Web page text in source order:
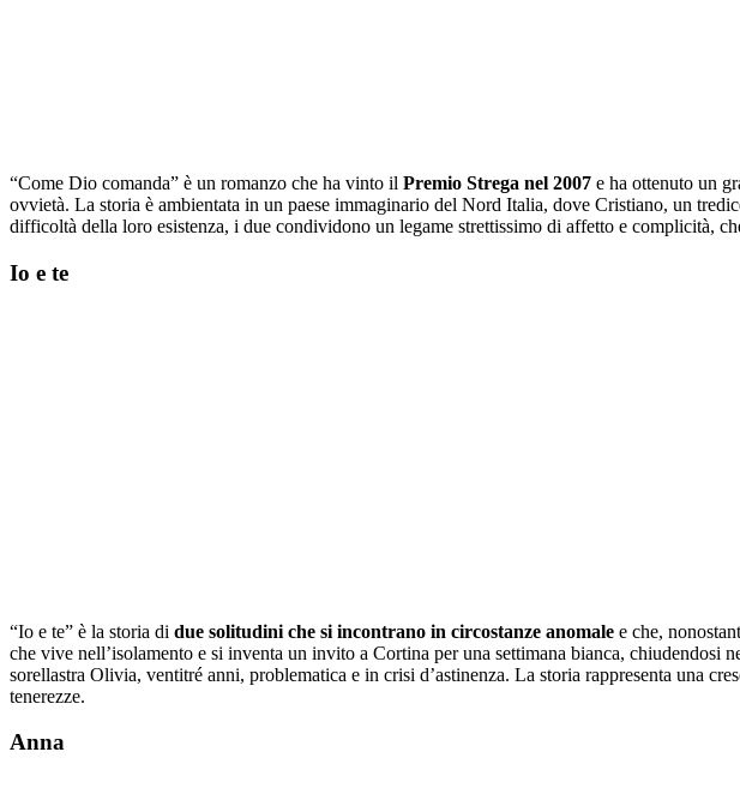
“Come Dio comanda” è un romanzo che ha vinto il Premio Strega nel 2007 e ha ottenuto un
ovvietà. La storia è ambientata in un paese immaginario del Nord Italia, dove Cristiano, un
difficoltà della loro esistenza, i due condividono un legame strettissimo di affetto e complicità,
Io e te
“Io e te” è la storia di due solitudini che si incontrano in circostanze anomale e che,
che vive nell’isolamento e si inventa un invito a Cortina per una settimana bianca,
sorellastra Olivia, ventitré anni, problematica e in crisi d’astinenza. La storia rappresenta una
tenerezze.
Anna